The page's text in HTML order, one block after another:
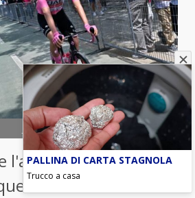
foto ANSA
l'accesso per
contenuto. Si
PALLINA DI CARTA STAGNOLA
Trucco a casa